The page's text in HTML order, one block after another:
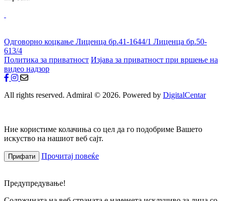
Одговорно коцкање Лиценца бр.41-1644/1 Лиценца бр.50-
613/4
Политика за приватност Изјава за приватност при вршење на
видео надзор
All rights reserved. Admiral © 2026. Powered by DigitalCentar
Ние користиме колачиња со цел да го подобриме Вашето
искуство на нашиот веб сајт.
Прифати Прочитај повеќе
Предупредување!